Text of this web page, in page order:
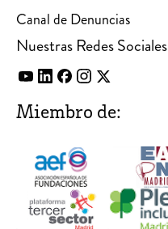
Canal de Denuncias
Nuestras Redes Sociales
Miembro de: